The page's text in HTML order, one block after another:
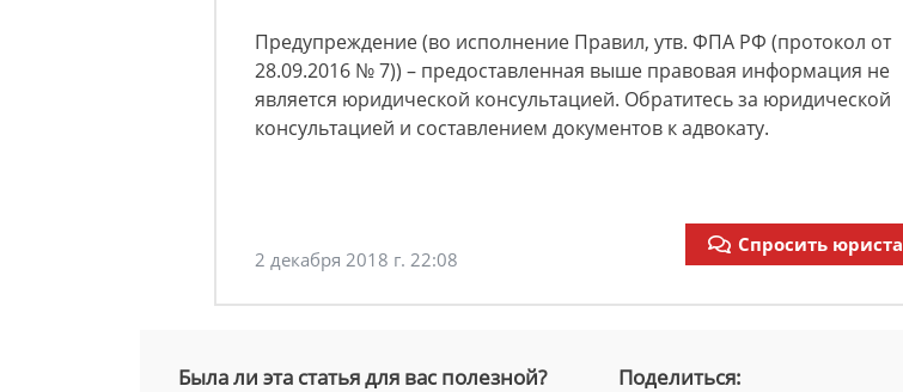
Предупреждение (во исполнение Правил, утв. ФПА РФ (протокол от
28.09.2016 № 7)) – предоставленная выше правовая информация не
является юридической консультацией. Обратитесь за юридической
консультацией и составлением документов к адвокату.
2 декабря 2018 г. 22:08
Спросить юриста
Была ли эта статья для вас полезной? Поделиться: